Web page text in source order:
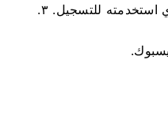
استخدمته للتسجيل. ٣.